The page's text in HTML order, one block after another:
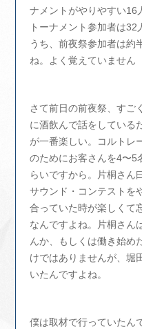
ナメントがやりやすい16
トーナメント参加者は
うち、前夜祭参加者は約
ね。よく覚えていません
さて前日の前夜祭、すご
に酒飲んで話をしている
が一番楽しい。コルトレ
のためにお客さんを4〜5
らいですから。片桐さん
サウンド・コンテストを
合っていた時が楽しくて
なんですよね。片桐さん
んか、もしくは働き始め
けではありませんが、堀
いたんですよね。
僕は取材で行っていたん